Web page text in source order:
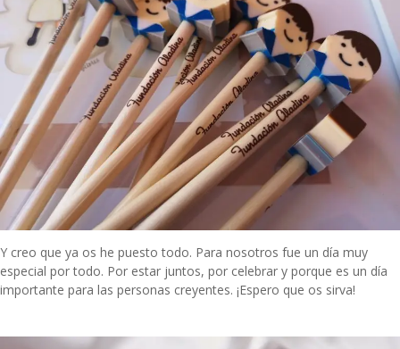
Y creo que ya os he puesto todo. Para nosotros fue un día muy
especial por todo. Por estar juntos, por celebrar y porque es un día
importante para las personas creyentes. ¡Espero que os sirva!